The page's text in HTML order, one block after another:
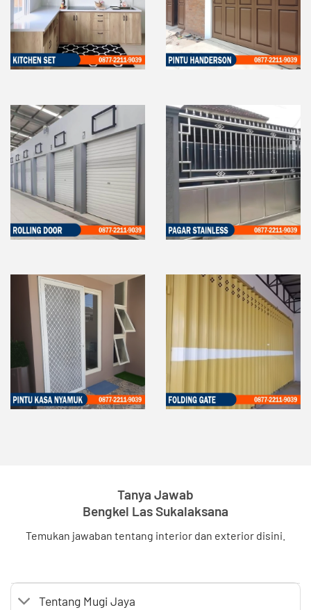
Tanya Jawab
Bengkel Las Sukalaksana
Temukan jawaban tentang interior dan exterior disini.
Tentang Mugi Jaya